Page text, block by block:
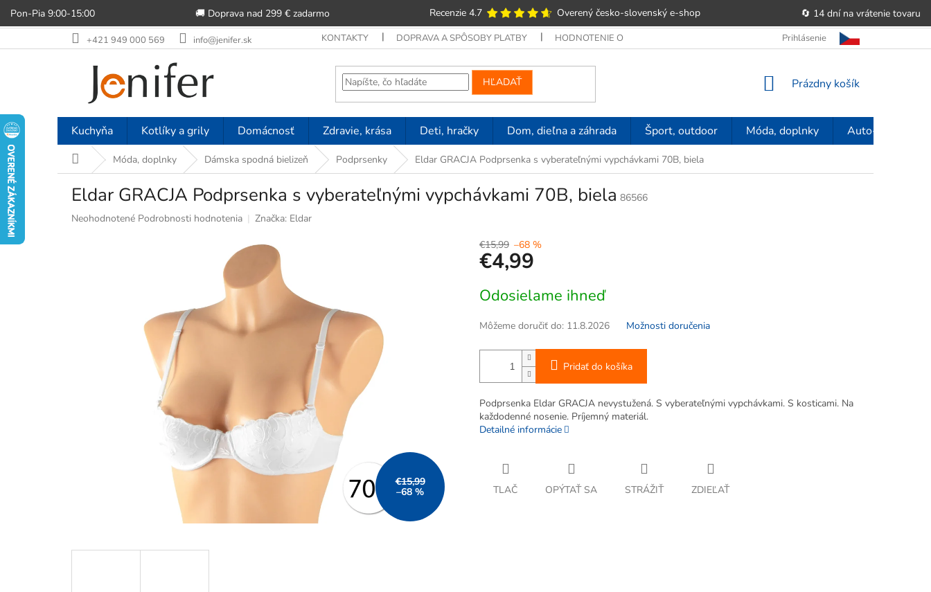
Pon-Pia 9:00-15:00 🚚 Doprava nad 299 € zadarmo Recenzie 4.7 Overený česko-slovenský e‑shop 🔄 14 dní na vrátenie tovaru
na
+421 949 000 569 info@jenifer.sk KONTAKTY DOPRAVA A SPÔSOBY PLATBY HODNOTENIE OBCHODU OBCHODNÉ PODMIENKY POUČENIE O PRÁVE
Prihlásenie
HĽADAŤ
NÁKUPNÝ
Prázdny košík
Kuchyňa Kotlíky a grily Domácnosť Zdravie, krása Deti, hračky Dom, dieľna a záhrada Šport, outdoor Móda, doplnky Auto-moto
DomovMóda, doplnky Dámska spodná bielizeň Podprsenky Eldar GRACJA Podprsenka s vyberateľnými vypchávkami 70B, biela
Eldar GRACJA Podprsenka s vyberateľnými vypchávkami 70B, biela 86566
Priemerné
Neohodnotené Podrobnosti hodnotenia Značka: Eldar
€15,99
–68 %
€15,99 –68 %
€4,99
cena:
Odosielame ihneď
Môžeme doručiť do: 11.8.2026 Možnosti doručenia
Pridať do košíka
Podprsenka Eldar GRACJA nevystužená. S vyberateľnými vypchávkami. S kosticami. Na
každodenné nosenie. Príjemný materiál.
Detailné informácie
TLAČ OPÝTAŤ SA STRÁŽIŤ ZDIEĽAŤ